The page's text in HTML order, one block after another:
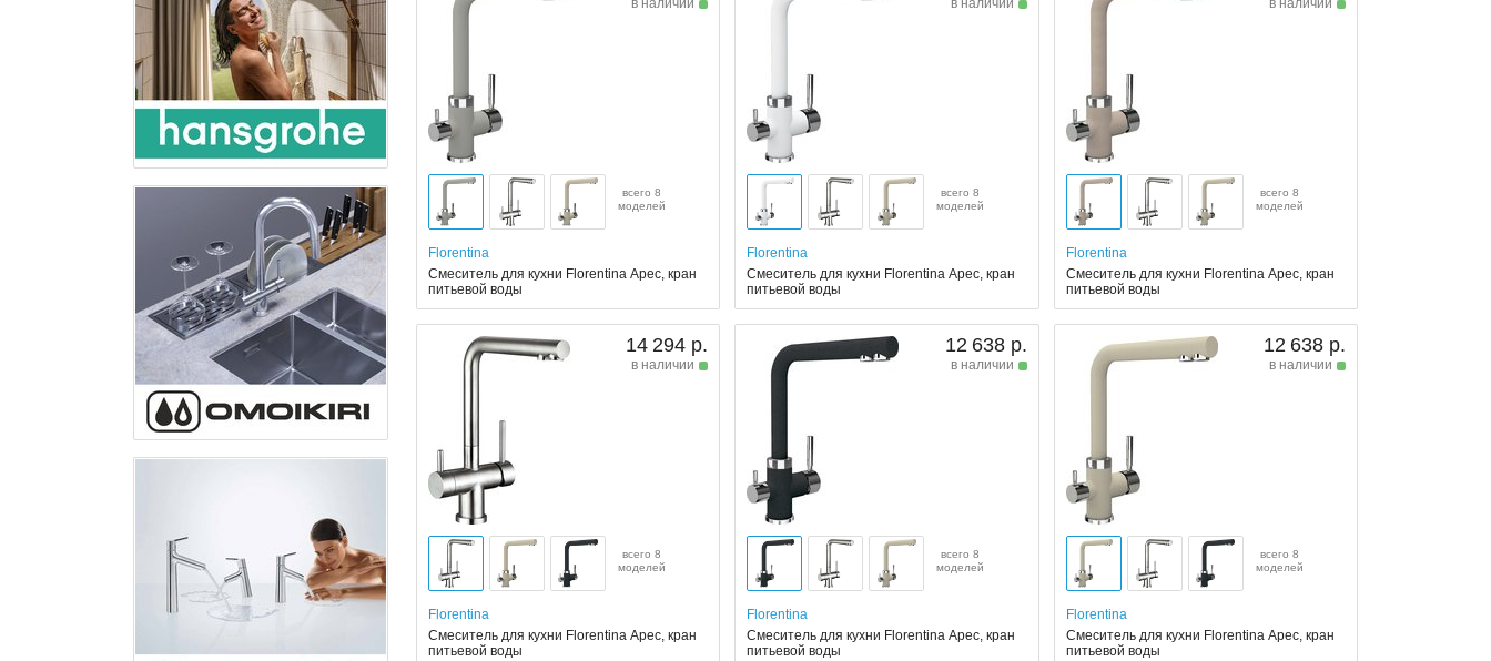
в наличии
всего 8
моделей
Florentina
Смеситель для кухни Florentina Арес, кран
питьевой воды
в наличии
всего 8
моделей
Florentina
Смеситель для кухни Florentina Арес, кран
питьевой воды
в наличии
всего 8
моделей
Florentina
Смеситель для кухни Florentina Арес, кран
питьевой воды
14 294 р.
в наличии
всего 8
моделей
Florentina
Смеситель для кухни Florentina Арес, кран
питьевой воды
12 638 р.
в наличии
всего 8
моделей
Florentina
Смеситель для кухни Florentina Арес, кран
питьевой воды
12 638 р.
в наличии
всего 8
моделей
Florentina
Смеситель для кухни Florentina Арес, кран
питьевой воды